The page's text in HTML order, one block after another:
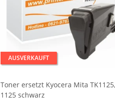
AUSVERKAUFT
Toner ersetzt Kyocera Mita
1125 schwarz